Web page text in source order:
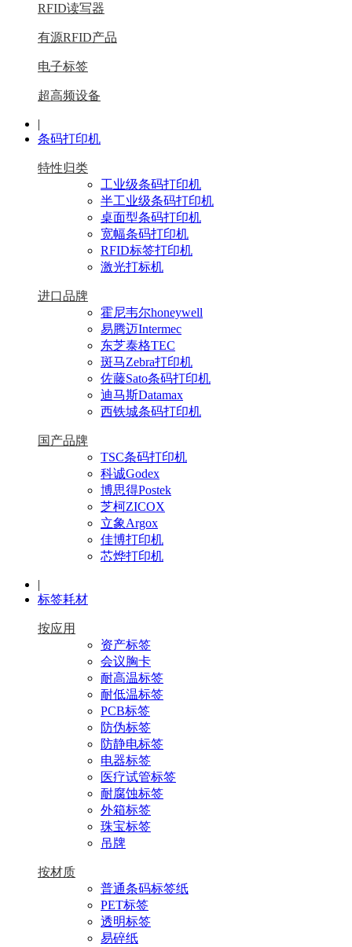
RFID读写器
有源RFID产品
电子标签
超高频设备
|
条码打印机
特性归类
工业级条码打印机
半工业级条码打印机
桌面型条码打印机
宽幅条码打印机
RFID标签打印机
激光打标机
进口品牌
霍尼韦尔honeywell
易腾迈Intermec
东芝泰格TEC
斑马Zebra打印机
佐藤Sato条码打印机
迪马斯Datamax
西铁城条码打印机
国产品牌
TSC条码打印机
科诚Godex
博思得Postek
芝柯ZICOX
立象Argox
佳博打印机
芯烨打印机
|
标签耗材
按应用
资产标签
会议胸卡
耐高温标签
耐低温标签
PCB标签
防伪标签
防静电标签
电器标签
医疗试管标签
耐腐蚀标签
外箱标签
珠宝标签
吊牌
按材质
普通条码标签纸
PET标签
透明标签
易碎纸